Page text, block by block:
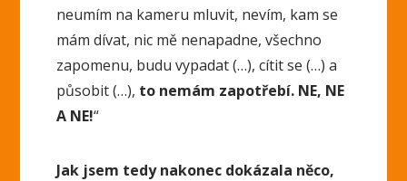
neumím na kameru mluvit, nevím, kam se
mám dívat, nic mě nenapadne, všechno
zapomenu, budu vypadat (…), cítit se (…) a
působit (…), to nemám zapotřebí. NE, NE
A NE!“
Jak jsem tedy nakonec dokázala něco,